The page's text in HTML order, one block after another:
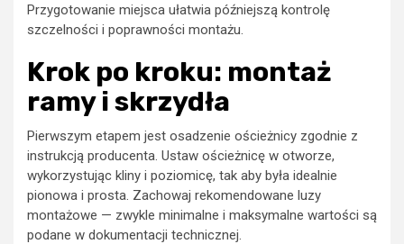
Przygotowanie miejsca ułatwia późniejszą kontrolę
szczelności i poprawności montażu.
Krok po kroku: montaż
ramy i skrzydła
Pierwszym etapem jest osadzenie ościeżnicy zgodnie z
instrukcją producenta. Ustaw ościeżnicę w otworze,
wykorzystując kliny i poziomicę, tak aby była idealnie
pionowa i prosta. Zachowaj rekomendowane luzy
montażowe — zwykle minimalne i maksymalne wartości są
podane w dokumentacji technicznej.